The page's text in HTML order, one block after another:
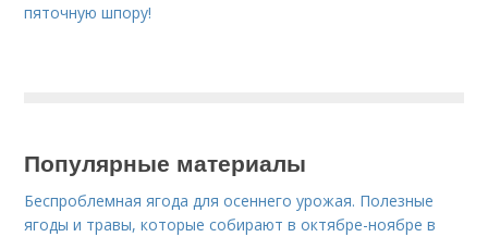
пяточную шпору!
Популярные материалы
Беспроблемная ягода для осеннего урожая. Полезные
ягоды и травы, которые собирают в октябре-ноябре в